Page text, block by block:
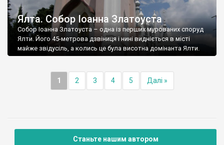
Ялта. Собор Іоанна Златоуста
Собор Іоанна Златоуста – одна із перших мурованих споруд
Ялти. Його 45-метрова дзвіниця і нині видніється в місті
майже звідусіль, а колись це була висотна домінанта Ялти.
1 2 3 4 5 Далі »
Станьте нашим автором